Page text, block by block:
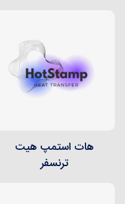
هات استمپ هیت
ترنسفر